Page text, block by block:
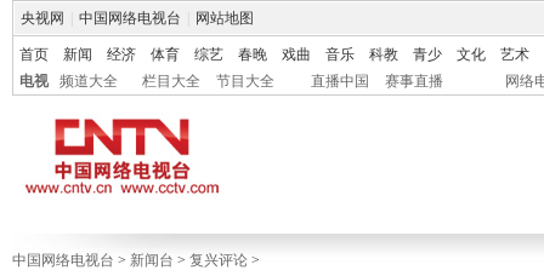
央视网 中国网络电视台 网站地图
首页 新闻 经济 体育 综艺 春晚 戏曲 音乐 科教 青少 文化
艺术
电视
频道大全 栏目大全 节目大全 直播中国 赛事直播 网络
中国网络电视台 > 新闻台 > 复兴评论 >